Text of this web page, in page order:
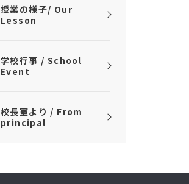
授業の様子/ Our
Lesson
学校行事 / School
Event
校長室より / From
principal